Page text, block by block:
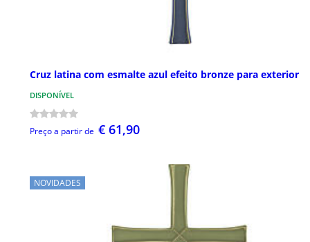
Cruz latina com esmalte azul efeito bronze para exterior
DISPONÍVEL
Preço a partir de € 61,90
NOVIDADES